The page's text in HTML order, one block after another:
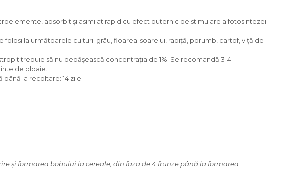
absorbit şi asimilat rapid cu efect puternic de stimulare a fotosintezei
la următoarele culturi: grâu, floarea-soarelui, rapiţă, porumb, cartof, viţă de
trebuie să nu depăşească concentraţia de 1%. Se recomandă 3-4
de ploaie.
la recoltare: 14 zile.
şi formarea bobului la cereale, din faza de 4 frunze până la formarea